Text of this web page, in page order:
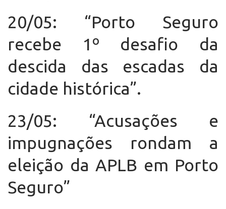
20/05: “Porto Seguro
recebe 1º desafio da
descida das escadas da
cidade histórica”.
23/05: “Acusações e
impugnações rondam a
eleição da APLB em Porto
Seguro”